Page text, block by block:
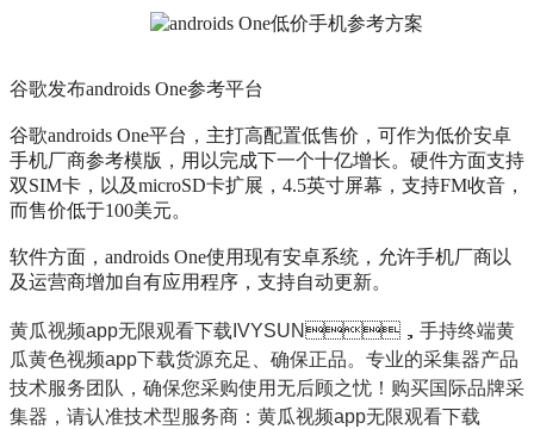
谷歌发布androids One参考平台
谷歌androids One平台，主打高配置低售价，可作为低价安卓
手机厂商参考模版，用以完成下一个十亿增长。硬件方面支持
双SIM卡，以及microSD卡扩展，4.5英寸屏幕，支持FM收音，
而售价低于100美元。
软件方面，androids One使用现有安卓系统，允许手机厂商以
及运营商增加自有应用程序，支持自动更新。
黄瓜视频app无限观看下载IVYSUN，手持终端黄
瓜黄色视频app下载货源充足、确保正品。专业的采集器产品
技术服务团队，确保您采购使用无后顾之忧！购买国际品牌采
集器，请认准技术型服务商：黄瓜视频app无限观看下载